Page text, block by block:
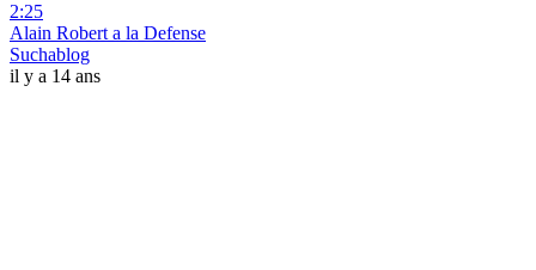
2:25
Alain Robert a la Defense
Suchablog
il y a 14 ans